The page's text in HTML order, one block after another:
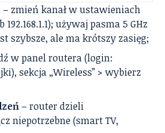
– zmień kanał w ustawieniach
używaj pasma 5 GHz
szybsze, ale ma krótszy zasięg;
w panel routera (login:
sekcja „Wireless” > wybierz
– router dzieli
niepotrzebne (smart TV,